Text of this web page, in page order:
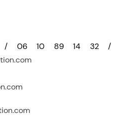
/ 06 10 89 14 32 /